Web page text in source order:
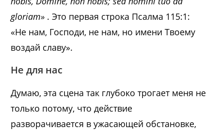
gloriam» . Это первая строка Псалма 115:1:
«Не нам, Господи, не нам, но имени Твоему
воздай славу».
Не для нас
Думаю, эта сцена так глубоко трогает меня не
только потому, что действие
разворачивается в ужасающей обстановке,